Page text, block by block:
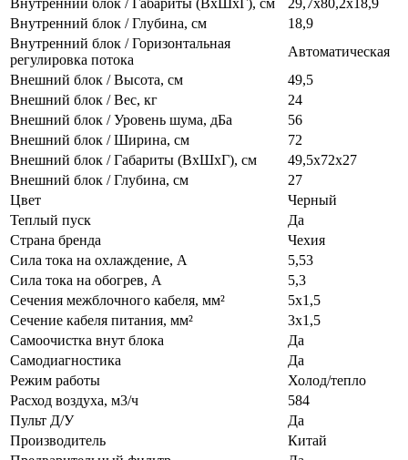
Внутренний блок / Габариты (ВхШхГ), см
29,7х80,2х18,9
Внутренний блок / Глубина, см
18,9
Внутренний блок / Горизонтальная
регулировка потока
Автоматическая
Внешний блок / Высота, см
49,5
Внешний блок / Вес, кг
24
Внешний блок / Уровень шума, дБа
56
Внешний блок / Ширина, см
72
Внешний блок / Габариты (ВхШхГ), см
49,5х72х27
Внешний блок / Глубина, см
27
Цвет
Черный
Теплый пуск
Да
Страна бренда
Чехия
Сила тока на охлаждение, А
5,53
Сила тока на обогрев, А
5,3
Сечения межблочного кабеля, мм²
5х1,5
Сечение кабеля питания, мм²
3х1,5
Самоочистка внут блока
Да
Самодиагностика
Да
Режим работы
Холод/тепло
Расход воздуха, м3/ч
584
Пульт Д/У
Да
Производитель
Китай